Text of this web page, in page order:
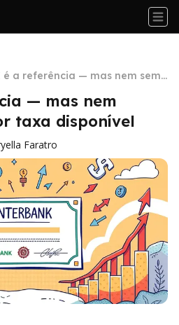
é a referência — mas nem semp
melhor taxa disponível
— mas nem
taxa disponível
Faratro